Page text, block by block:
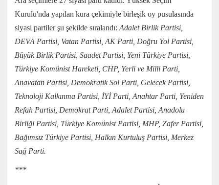
Kurulu'nda yapılan kura çekimiyle birleşik oy pusulasında
siyasi partiler şu şekilde sıralandı: Adalet Birlik Partisi,
DEVA Partisi, Vatan Partisi, AK Parti, Doğru Yol Partisi,
Büyük Birlik Partisi, Saadet Partisi, Yeni Türkiye Partisi,
Türkiye Komünist Hareketi, CHP, Yerli ve Milli Parti,
Anavatan Partisi, Demokratik Sol Parti, Gelecek Partisi,
Teknoloji Kalkınma Partisi, İYİ Parti, Anahtar Parti, Yeniden
Refah Partisi, Demokrat Parti, Adalet Partisi, Anadolu
Birliği Partisi, Türkiye Komünist Partisi, MHP, Zafer Partisi,
Bağımsız Türkiye Partisi, Halkın Kurtuluş Partisi, Merkez
Sağ Parti.
***